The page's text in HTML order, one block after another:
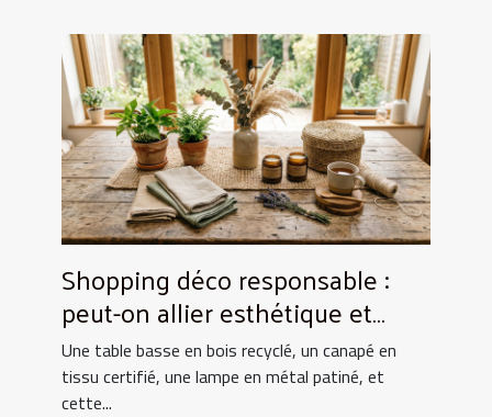
Shopping déco responsable :
peut-on allier esthétique et
éthique ?
Une table basse en bois recyclé, un canapé en
tissu certifié, une lampe en métal patiné, et
cette...